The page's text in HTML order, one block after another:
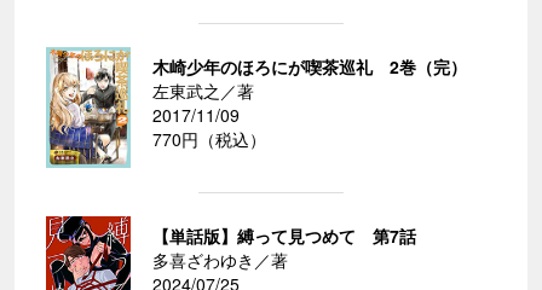
木崎少年のほろにが喫茶巡礼 2巻（完）
左東武之／著
2017/11/09
770円（税込）
【単話版】縛って見つめて 第7話
多喜ざわゆき／著
2024/07/25